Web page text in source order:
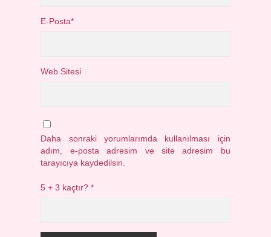
E-Posta*
Web Sitesi
Daha sonraki yorumlarımda kullanılması için
adım, e-posta adresim ve site adresim bu
tarayıcıya kaydedilsin.
5 + 3 kaçtır?*